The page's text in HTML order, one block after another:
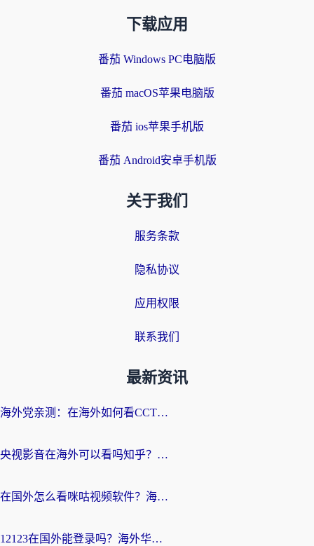
下载应用
番茄 Windows PC电脑版
番茄 macOS苹果电脑版
番茄 ios苹果手机版
番茄 Android安卓手机版
关于我们
服务条款
隐私协议
应用权限
联系我们
最新资讯
海外党亲测：在海外如何看CCTV？告别“仅限大陆播放”的实用指南
央视影音在海外可以看吗知乎？留学生亲测：3步解决地域限制+追剧自由
在国外怎么看咪咕视频软件？海外党亲测有效的回国加速方案
12123在国外能登录吗？海外华人必看的回国加速实用指南